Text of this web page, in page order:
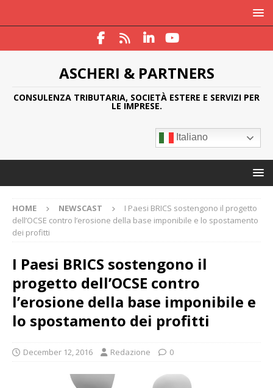
ASCHERI & PARTNERS
CONSULENZA TRIBUTARIA, SOCIETÀ ESTERE E SERVIZI PER
LE IMPRESE.
Italiano
HOME NEWSCAST
I Paesi BRICS sostengono il progetto
dell’OCSE contro l’erosione della base imponibile e lo spostamento
dei profitti
I Paesi BRICS sostengono il
progetto dell’OCSE contro
l’erosione della base imponibile e
lo spostamento dei profitti
December 12, 2016 Redazione 0